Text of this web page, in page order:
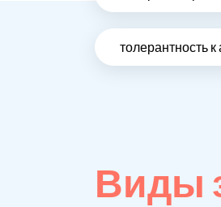
толерантность
Виды